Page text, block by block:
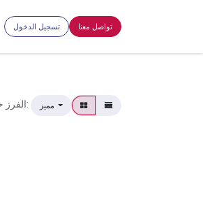
تسجيل الدخول تواصل معنا
الفرز حسب: